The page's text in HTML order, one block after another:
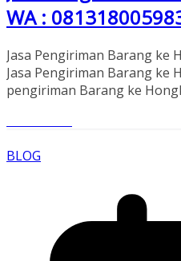
WA :
Jasa Pengiriman Barang ke
Jasa Pengiriman Barang ke
pengiriman Barang ke
BLOG